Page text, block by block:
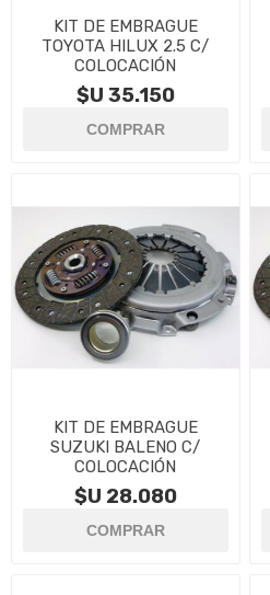
KIT DE EMBRAGUE
TOYOTA HILUX 2.5 C/
COLOCACIÓN
$U 35.150
KIT DE EMBRAGUE
SUZUKI BALENO C/
COLOCACIÓN
$U 28.080